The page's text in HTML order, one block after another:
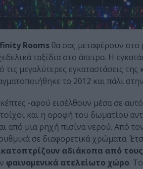
Rooms θα σας μεταφέρουν στο
ταξίδια στο άπειρο. Η
τις μεγαλύτερες εγκαταστάσεις
το 2012 και πάλι στην
-αφού εισέλθουν μέσα σε
και η οροφή του δωματίου
από μια ρηχή πισίνα νερού. Από
σε διαφορετικά χρώματα.
αδιάκοπα από
φαινομενικά ατελείωτο χώρο.